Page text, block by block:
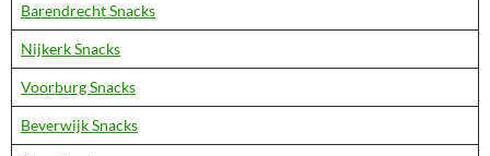
Barendrecht Snacks
Nijkerk Snacks
Voorburg Snacks
Beverwijk Snacks